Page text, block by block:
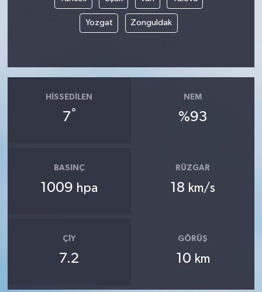
Yozgat Zonguldak
HISSEDILEN
7°
NEM
%93
BASINÇ
1009 hpa
RÜZGAR
18 km/s
ÇIY
7.2
GÖRÜŞ
10 km